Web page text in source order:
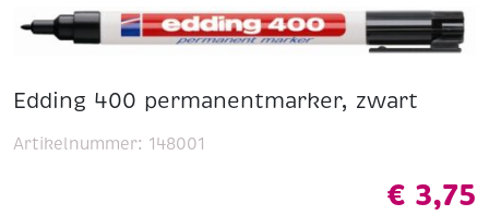
Edding 400 permanentmarker, zwart
€ 3,75
Artikelnummer: 148001